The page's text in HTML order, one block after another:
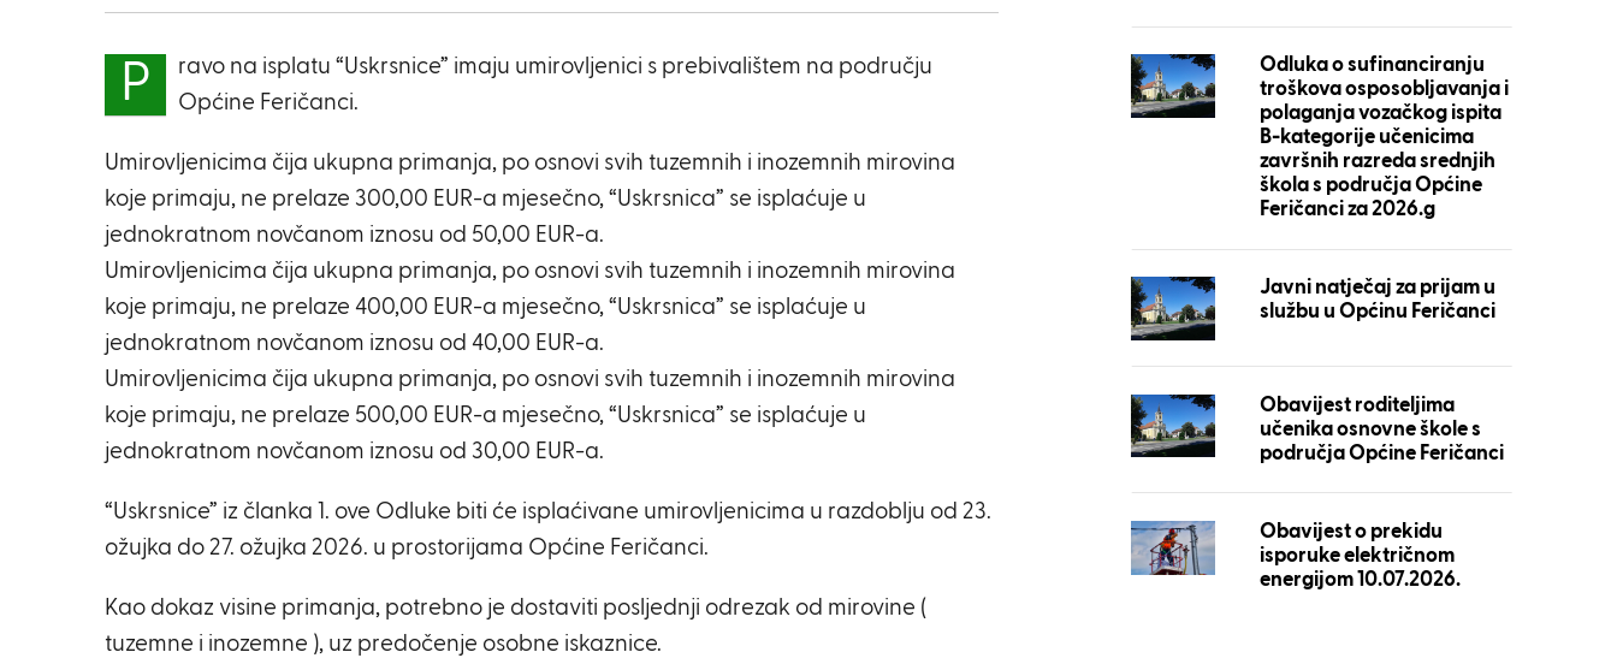
P
ravo na isplatu “Uskrsnice” imaju umirovljenici s prebivalištem na području
Općine Feričanci.
Umirovljenicima čija ukupna primanja, po osnovi svih tuzemnih i inozemnih mirovina
koje primaju, ne prelaze 300,00 EUR-a mjesečno, “Uskrsnica” se isplaćuje u
jednokratnom novčanom iznosu od 50,00 EUR-a.
Umirovljenicima čija ukupna primanja, po osnovi svih tuzemnih i inozemnih mirovina
koje primaju, ne prelaze 400,00 EUR-a mjesečno, “Uskrsnica” se isplaćuje u
jednokratnom novčanom iznosu od 40,00 EUR-a.
Umirovljenicima čija ukupna primanja, po osnovi svih tuzemnih i inozemnih mirovina
koje primaju, ne prelaze 500,00 EUR-a mjesečno, “Uskrsnica” se isplaćuje u
jednokratnom novčanom iznosu od 30,00 EUR-a.
“Uskrsnice” iz članka 1. ove Odluke biti će isplaćivane umirovljenicima u razdoblju od 23.
ožujka do 27. ožujka 2026. u prostorijama Općine Feričanci.
Kao dokaz visine primanja, potrebno je dostaviti posljednji odrezak od mirovine (
tuzemne i inozemne ), uz predočenje osobne iskaznice.
Odluka o sufinanciranju
troškova osposobljavanja i
polaganja vozačkog ispita
B-kategorije učenicima
završnih razreda srednjih
škola s područja Općine
Feričanci za 2026.g
Javni natječaj za prijam u
službu u Općinu Feričanci
Obavijest roditeljima
učenika osnovne škole s
područja Općine Feričanci
Obavijest o prekidu
isporuke električnom
energijom 10.07.2026.